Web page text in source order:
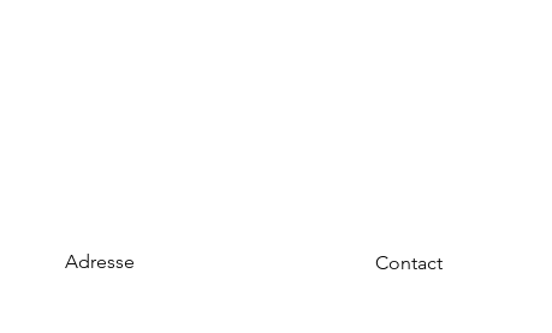
Adresse Contact